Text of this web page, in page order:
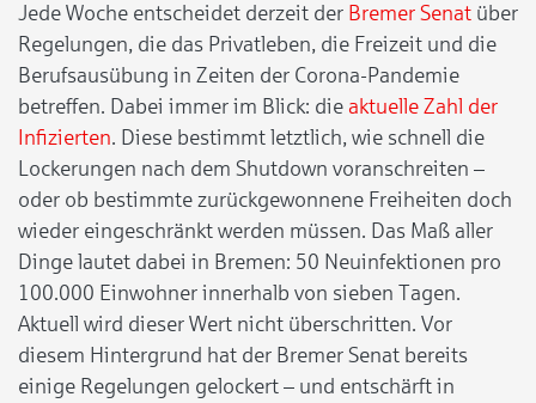
Jede Woche entscheidet derzeit der Bremer Senat über
Regelungen, die das Privatleben, die Freizeit und die
Berufsausübung in Zeiten der Corona-Pandemie
betreffen. Dabei immer im Blick: die aktuelle Zahl der
Infizierten. Diese bestimmt letztlich, wie schnell die
Lockerungen nach dem Shutdown voranschreiten –
oder ob bestimmte zurückgewonnene Freiheiten doch
wieder eingeschränkt werden müssen. Das Maß aller
Dinge lautet dabei in Bremen: 50 Neuinfektionen pro
100.000 Einwohner innerhalb von sieben Tagen.
Aktuell wird dieser Wert nicht überschritten. Vor
diesem Hintergrund hat der Bremer Senat bereits
einige Regelungen gelockert – und entschärft in